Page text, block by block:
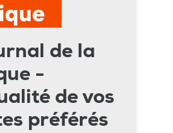
de la
-
de vos
préférés